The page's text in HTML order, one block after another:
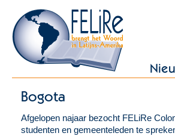
Bogota
Afgelopen najaar bezocht FELiRe
studenten en gemeenteleden te